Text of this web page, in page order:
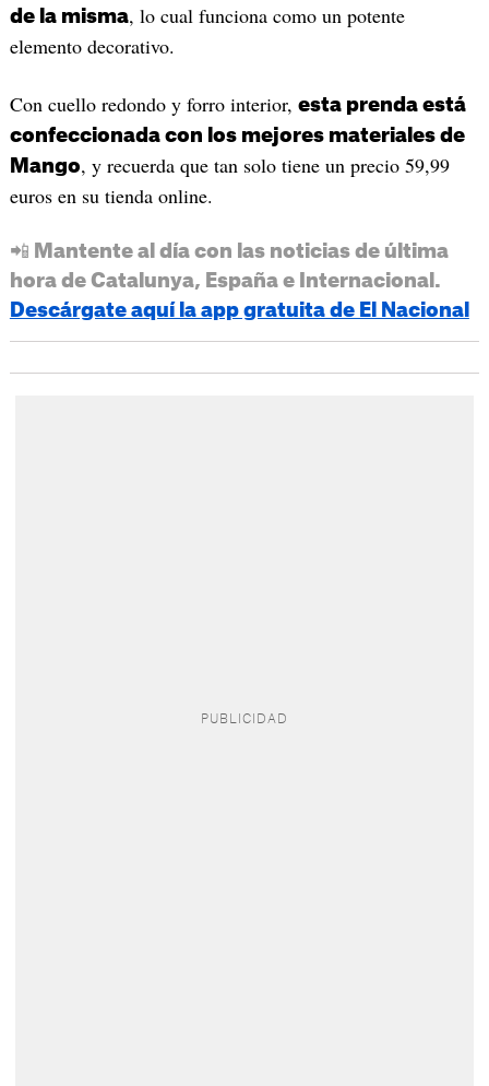
de la misma, lo cual funciona como un potente
elemento decorativo.
Con cuello redondo y forro interior, esta prenda está
confeccionada con los mejores materiales de
Mango, y recuerda que tan solo tiene un precio 59,99
euros en su tienda online.
📲 Mantente al día con las noticias de última
hora de Catalunya, España e Internacional.
Descárgate aquí la app gratuita de El Nacional